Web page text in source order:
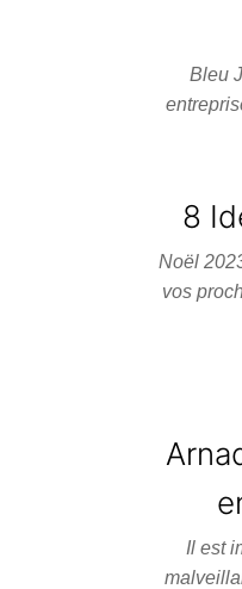
Bleu
8
Noël
vos
Il est